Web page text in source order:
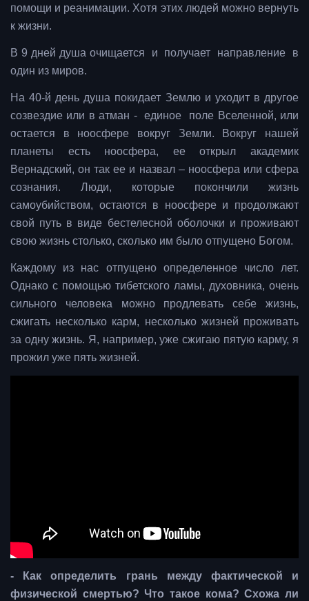
помощи и реанимации. Хотя этих людей можно вернуть
к жизни.
В 9 дней душа очищается и получает направление в
один из миров.
На 40-й день душа покидает Землю и уходит в другое
созвездие или в атман - единое поле Вселенной, или
остается в ноосфере вокруг Земли. Вокруг нашей
планеты есть ноосфера, ее открыл академик
Вернадский, он так ее и назвал – ноосфера или сфера
сознания. Люди, которые покончили жизнь
самоубийством, остаются в ноосфере и продолжают
свой путь в виде бестелесной оболочки и проживают
свою жизнь столько, сколько им было отпущено Богом.
Каждому из нас отпущено определенное число лет.
Однако с помощью тибетского ламы, духовника, очень
сильного человека можно продлевать себе жизнь,
сжигать несколько карм, несколько жизней проживать
за одну жизнь. Я, например, уже сжигаю пятую карму, я
прожил уже пять жизней.
- Как определить грань между фактической и
физической смертью? Что такое кома? Схожа ли